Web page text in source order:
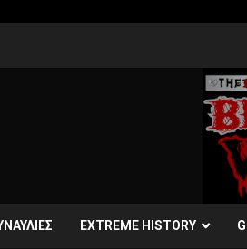
EXTREME HISTORY